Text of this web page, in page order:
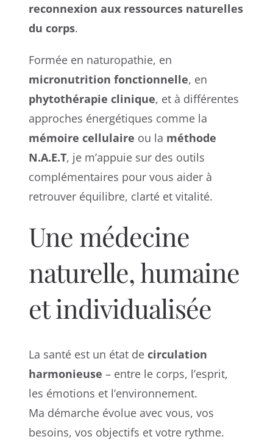
reconnexion aux ressources naturelles
du corps.
Formée en naturopathie, en
micronutrition fonctionnelle, en
phytothérapie clinique, et à différentes
approches énergétiques comme la
mémoire cellulaire ou la méthode
N.A.E.T, je m’appuie sur des outils
complémentaires pour vous aider à
retrouver équilibre, clarté et vitalité.
Une médecine
naturelle, humaine
et individualisée
La santé est un état de circulation
harmonieuse – entre le corps, l’esprit,
les émotions et l’environnement.
Ma démarche évolue avec vous, vos
besoins, vos objectifs et votre rythme.